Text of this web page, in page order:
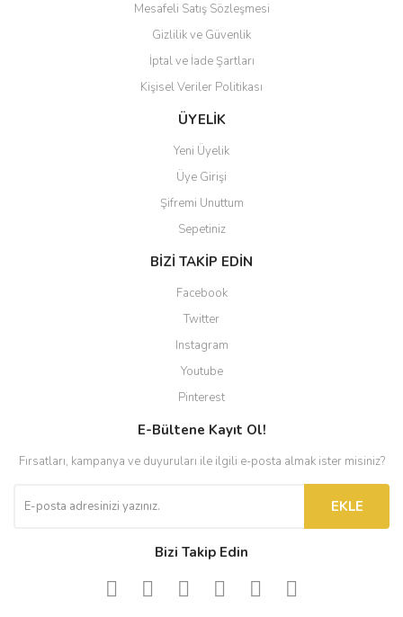
Gönder
Mesafeli Satış Sözleşmesi
Gizlilik ve Güvenlik
İptal ve İade Şartları
Kişisel Veriler Politikası
ÜYELİK
Yeni Üyelik
Üye Girişi
Şifremi Unuttum
Sepetiniz
BİZİ TAKİP EDİN
Facebook
Twitter
Instagram
Youtube
Pinterest
E-Bültene Kayıt Ol!
Fırsatları, kampanya ve duyuruları ile ilgili e-posta almak ister misiniz?
EKLE
Bizi Takip Edin